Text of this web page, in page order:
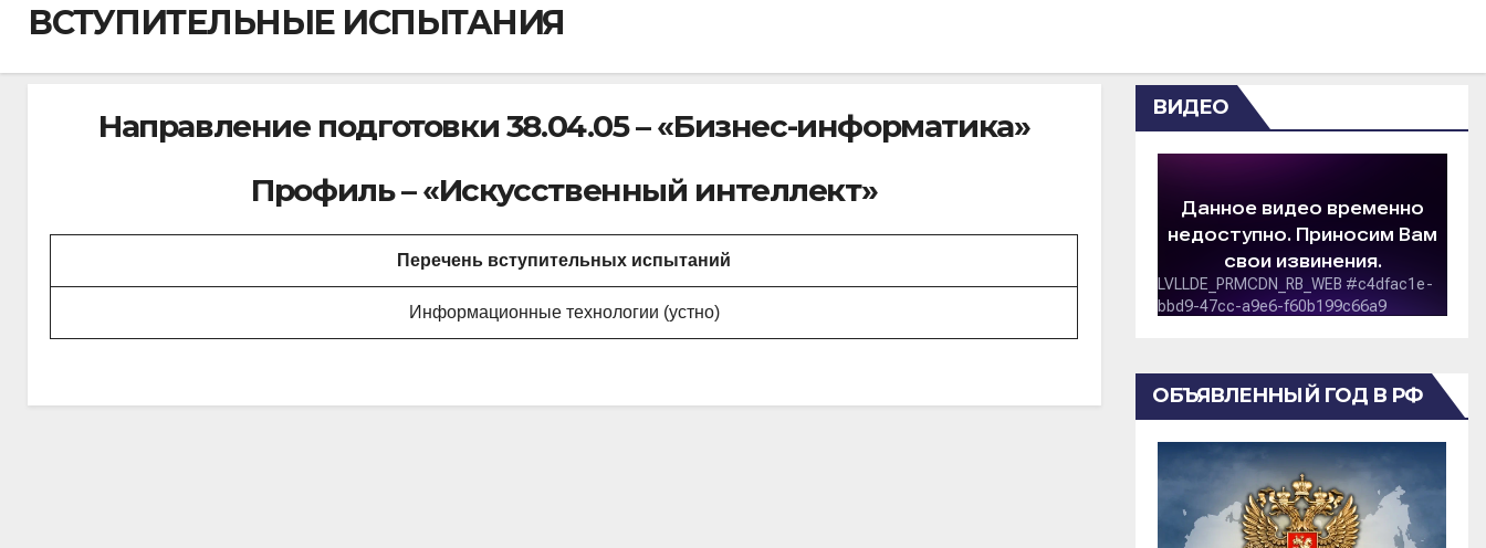
ВСТУПИТЕЛЬНЫЕ ИСПЫТАНИЯ
Направление подготовки 38.04.05 – «Бизнес-информатика»
Профиль – «Искусственный интеллект»
Перечень вступительных испытаний
Информационные технологии (устно)
ВИДЕО
ОБЪЯВЛЕННЫЙ ГОД В РФ